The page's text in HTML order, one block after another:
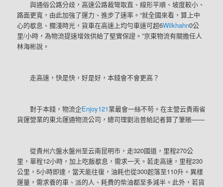
與通俗公路分歧，高速公路裁彎取直、線形平順、坡度較小、
路面更寬，由此加強了運力、進步了速率。“就全國來看，算上中
心的歇息、擱淺時光，貨車在高速上均勻車速可超6Wilkhahn0公
里/小時，為物流提速增效供給了堅實保證。”京東物流有關擔任人
林海彬說。
走高速，快是快，好是好，本錢會不會更高？
對于本錢，物流企Enjoy121業最會一絲不苟。在主營云貴兩省
貨運營業的東北運通物流公司，總司理劉治普給記者算了筆賬——
從貴州六盤水盤州至云南昆明市，走320國道，里程270公
里，單程12小時，加上吃飯歇息，需求一天。若走高速，里程230
公里，5小時即達，當天能往復，油耗也從300起落至110升。異樣
運量，需求養的車、派的人、耗費的柴油都至多減半。此外，若貨